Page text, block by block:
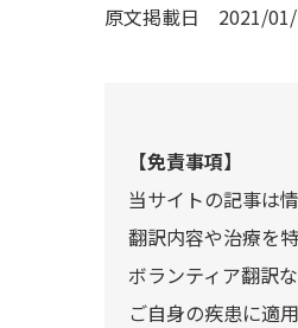
原文掲載日 2021/
【免責事項】
当サイトの記事は
翻訳内容や治療を
ボランティア翻訳
ご自身の疾患に適